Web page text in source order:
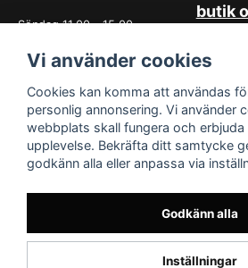
Söndag 11.00 - 15.00
OBS. Avvikande öppettider
butik
det
trygg
oavsett
lika bra
mail
med
funnits i
Vi använder cookies
Cookies kan komma att användas
personlig annonsering. Vi använder
webbplats skall fungera och erbjuda
upplevelse. Bekräfta ditt samtycke
godkänn alla eller anpassa via
Godkänn alla
Inställningar